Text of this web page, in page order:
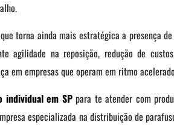
torna ainda mais estratégica a presença
agilidade na reposição, redução de
em empresas que operam em ritmo
individual em SPpara te atender com
especializada na distribuição de